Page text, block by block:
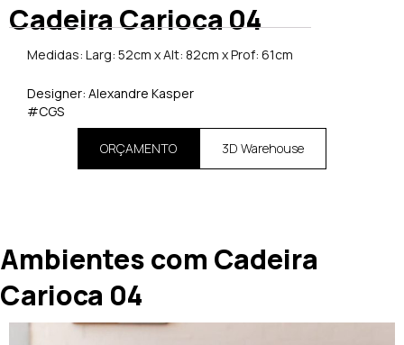
Cadeira Carioca 04
Medidas: Larg: 52cm x Alt: 82cm x Prof: 61cm
Designer: Alexandre Kasper
#CGS
ORÇAMENTO 3D Warehouse
Ambientes com Cadeira
Carioca 04